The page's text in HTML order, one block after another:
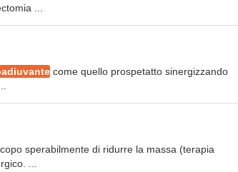
...
come quello prospetatto sinergizzando
sperabilmente di ridurre la massa (terapia
...